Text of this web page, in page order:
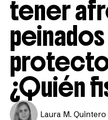
tener
peinados
¿Quién
Laura M. Quintero